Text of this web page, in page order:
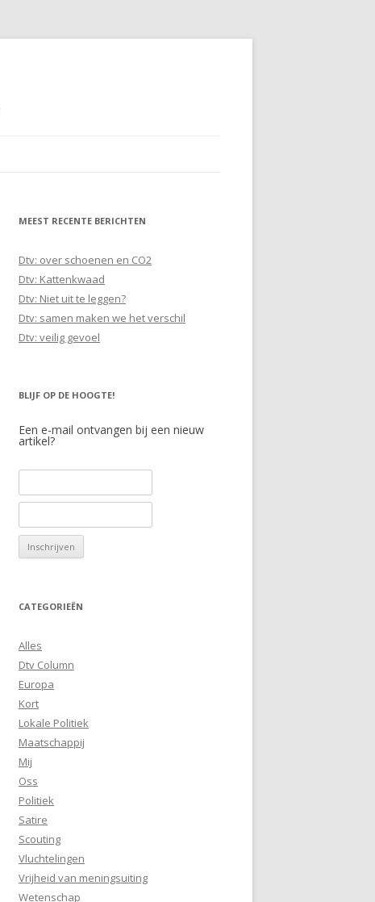
MEEST RECENTE BERICHTEN
Dtv: over schoenen en CO2
Dtv: Kattenkwaad
Dtv: Niet uit te leggen?
Dtv: samen maken we het verschil
Dtv: veilig gevoel
BLIJF OP DE HOOGTE!
Een e-mail ontvangen bij een nieuw
artikel?
CATEGORIEËN
Alles
Dtv Column
Europa
Kort
Lokale Politiek
Maatschappij
Mij
Oss
Politiek
Satire
Scouting
Vluchtelingen
Vrijheid van meningsuiting
Wetenschap